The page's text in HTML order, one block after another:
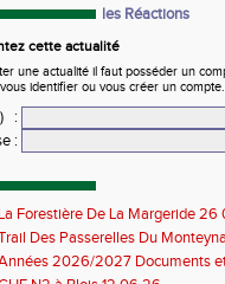
les Réactions
cette actualité
une actualité il faut posséder un
identifier ou vous créer un compte.
:
:
Forestière De La Margeride 26
Des Passerelles Du
2026/2027 Documents